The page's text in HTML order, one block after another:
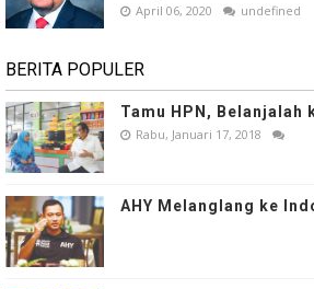
April 06, 2020 undefined
BERITA POPULER
Tamu HPN, Belanjalah
Rabu, Januari 17, 2018
AHY Melanglang ke